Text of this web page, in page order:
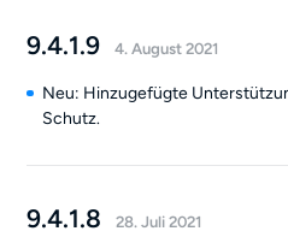
9.4.1.9 4. August 2021
Neu: Hinzugefügte
Schutz.
9.4.1.8 28. Juli 2021